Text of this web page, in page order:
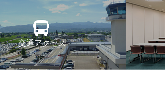
交通アクセス